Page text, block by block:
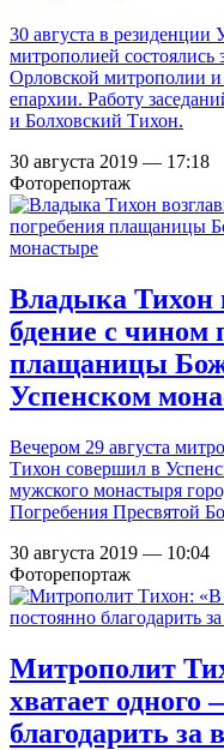
30 августа в
митрополией состоялись
Орловской митрополии и
епархии. Работу
и Болховский Тихон.
30 августа 2019 — 17:18
Фоторепортаж
Владыка Тихон
бдение с чином
плащаницы
Успенском
Вечером 29 августа
Тихон совершил в
мужского монастыря
Погребения Пресвятой
30 августа 2019 — 10:04
Фоторепортаж
Митрополит
хватает одного
благодарить за